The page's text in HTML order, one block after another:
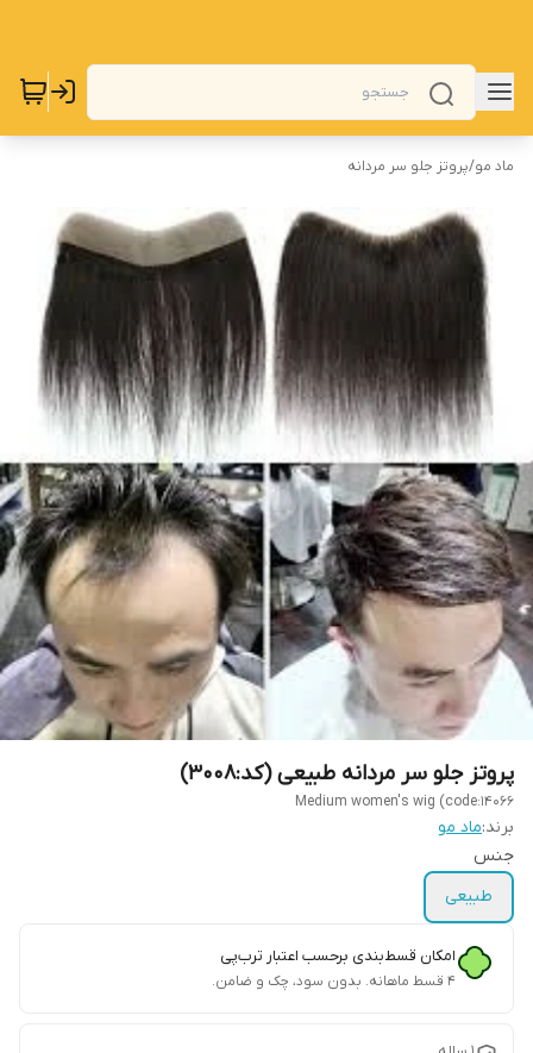
ماد مو/پروتز جلو سر مردانه
پروتز جلو سر مردانه طبیعی (کد:3008)
Medium women's wig (code:14066
برند:ماد مو
جنس
طبیعی
امکان قسط‌بندی برحسب اعتبار ترب‌پی
۴ قسط ماهانه. بدون سود، چک و ضامن.